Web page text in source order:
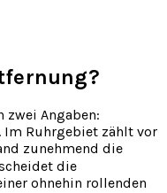
zwei Angaben:
Im Ruhrgebiet zählt vor
zunehmend die
die
ohnehin rollenden